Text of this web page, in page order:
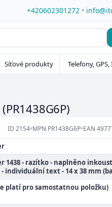
+420602301272 •
Síťové produkty Telefony, GPS,
(PR1438G6P)
ID 2154•MPN PR1438G6P•EAN
1438 - razítko - naplněno
individuální text - 14 x 38 mm
platí pro samostatnou položku)